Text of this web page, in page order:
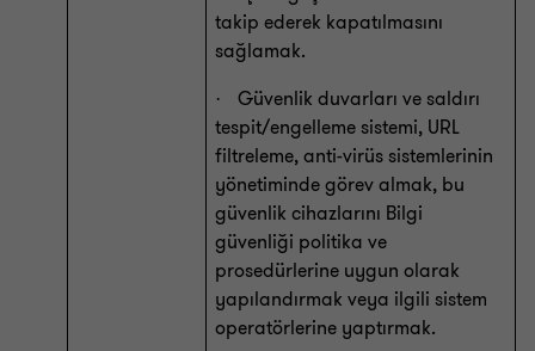
takip ederek kapatılmasını
sağlamak.
·
Güvenlik duvarları ve saldırı
tespit/engelleme sistemi, URL
filtreleme, anti-virüs sistemlerinin
yönetiminde görev almak, bu
güvenlik cihazlarını Bilgi
güvenliği politika ve
prosedürlerine uygun olarak
yapılandırmak veya ilgili sistem
operatörlerine yaptırmak.